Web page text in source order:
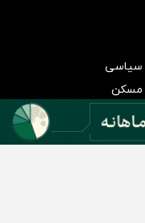
سرمایه گذاری
سیاسی
مسکن
اجتماعی